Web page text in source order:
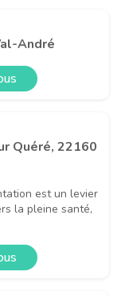
André
Quéré, 22160
est un levier
la pleine santé,